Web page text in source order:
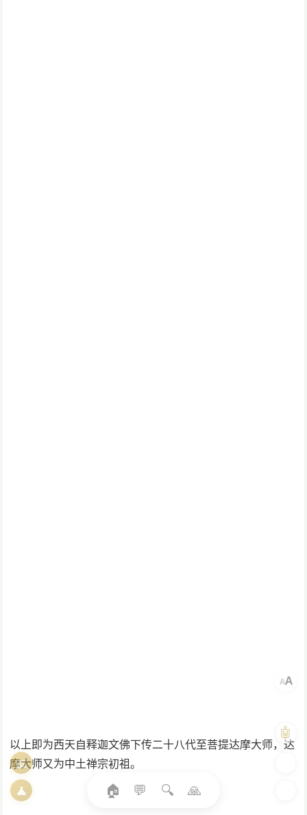
以上即为西天自释迦文佛下传二十八代至菩提达摩大师，达
摩大师又为中土禅宗初祖。
🏠 💬 🔍 🙏
AA
📖
🧘
🤖